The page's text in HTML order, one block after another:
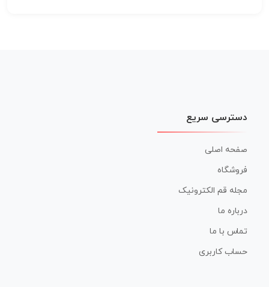
دسترسی سریع
صفحه اصلی
فروشگاه
مجله قم الکترونیک
درباره ما
تماس با ما
حساب کاربری